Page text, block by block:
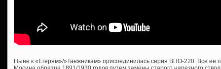
Ныне к «Егерям»/»Таежникам» присоединилась серия ВПО-220. Все ее